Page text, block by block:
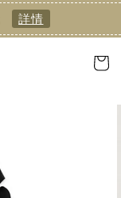
詳情